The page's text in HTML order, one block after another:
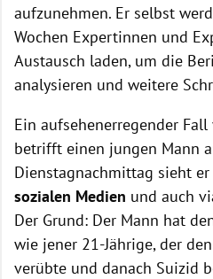
aufzunehmen. Er selbst
Wochen Expertinnen und
Austausch laden, um die
analysieren und weitere
Ein aufsehenerregender
betrifft einen jungen Mann
Dienstagnachmittag sieht er
sozialen Medien und auch
Der Grund: Der Mann hat
wie jener 21-Jährige, der
verübte und danach Suizid